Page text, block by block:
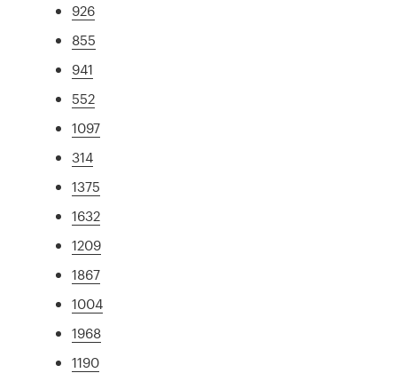
926
855
941
552
1097
314
1375
1632
1209
1867
1004
1968
1190